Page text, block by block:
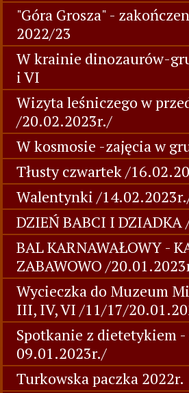
"Góra Grosza" -
2022/23
W krainie dinozaurów-
i VI
Wizyta leśniczego w
/20.02.2023r./
W kosmosie -zajęcia w
Tłusty czwartek /
Walentynki /
DZIEŃ BABCI I
BAL KARNAWAŁOWY -
ZABAWOWO /
Wycieczka do Muzeum
III, IV, VI /11/17/
Spotkanie z dietetykiem
09.01.2023r./
Turkowska paczka 2022r.